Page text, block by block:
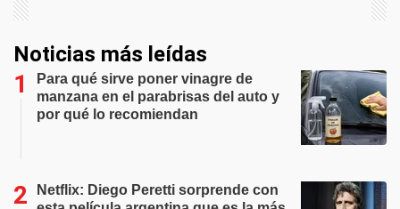
Noticias más leídas
Para qué sirve poner vinagre de
manzana en el parabrisas del auto y
por qué lo recomiendan
Netflix: Diego Peretti sorprende con